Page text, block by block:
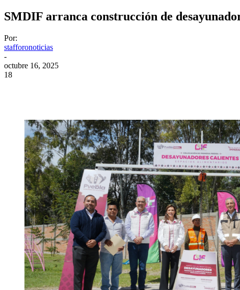
SMDIF arranca construcción de
Por:
stafforonoticias
-
octubre 16, 2025
18